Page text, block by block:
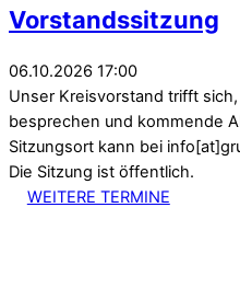
Vorstandssitzung
06.10.2026 17:00
Unser Kreisvorstand trifft
besprechen und kommende
Sitzungsort kann bei
Die Sitzung ist öffentlich.
WEITERE TERMINE